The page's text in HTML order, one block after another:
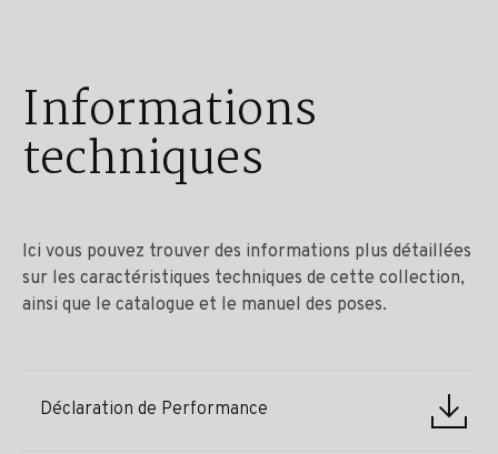
Informations
techniques
Ici vous pouvez trouver des informations plus détaillées
sur les caractéristiques techniques de cette collection,
ainsi que le catalogue et le manuel des poses.
Déclaration de Performance